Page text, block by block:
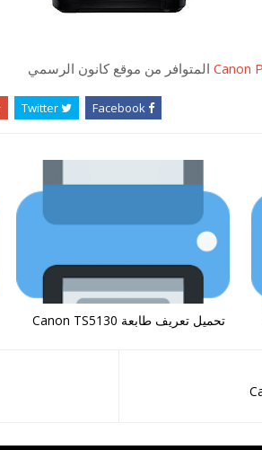
المتوافر من موقع كانون الرسمي
تحميل تعريف طابعة Canon TS5130